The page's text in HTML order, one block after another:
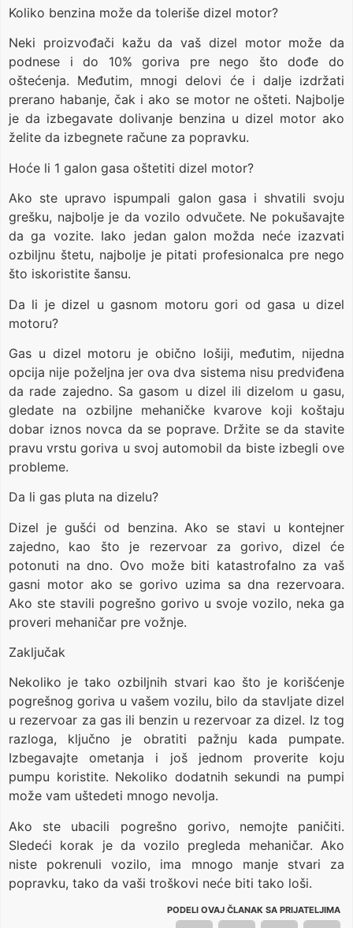
Koliko benzina može da toleriše dizel motor?
Neki proizvođači kažu da vaš dizel motor može da
podnese i do 10% goriva pre nego što dođe do
oštećenja. Međutim, mnogi delovi će i dalje izdržati
prerano habanje, čak i ako se motor ne ošteti. Najbolje
je da izbegavate dolivanje benzina u dizel motor ako
želite da izbegnete račune za popravku.
Hoće li 1 galon gasa oštetiti dizel motor?
Ako ste upravo ispumpali galon gasa i shvatili svoju
grešku, najbolje je da vozilo odvučete. Ne pokušavajte
da ga vozite. Iako jedan galon možda neće izazvati
ozbiljnu štetu, najbolje je pitati profesionalca pre nego
što iskoristite šansu.
Da li je dizel u gasnom motoru gori od gasa u dizel
motoru?
Gas u dizel motoru je obično lošiji, međutim, nijedna
opcija nije poželjna jer ova dva sistema nisu predviđena
da rade zajedno. Sa gasom u dizel ili dizelom u gasu,
gledate na ozbiljne mehaničke kvarove koji koštaju
dobar iznos novca da se poprave. Držite se da stavite
pravu vrstu goriva u svoj automobil da biste izbegli ove
probleme.
Da li gas pluta na dizelu?
Dizel je gušći od benzina. Ako se stavi u kontejner
zajedno, kao što je rezervoar za gorivo, dizel će
potonuti na dno. Ovo može biti katastrofalno za vaš
gasni motor ako se gorivo uzima sa dna rezervoara.
Ako ste stavili pogrešno gorivo u svoje vozilo, neka ga
proveri mehaničar pre vožnje.
Zaključak
Nekoliko je tako ozbiljnih stvari kao što je korišćenje
pogrešnog goriva u vašem vozilu, bilo da stavljate dizel
u rezervoar za gas ili benzin u rezervoar za dizel. Iz tog
razloga, ključno je obratiti pažnju kada pumpate.
Izbegavajte ometanja i još jednom proverite koju
pumpu koristite. Nekoliko dodatnih sekundi na pumpi
može vam uštedeti mnogo nevolja.
Ako ste ubacili pogrešno gorivo, nemojte paničiti.
Sledeći korak je da vozilo pregleda mehaničar. Ako
niste pokrenuli vozilo, ima mnogo manje stvari za
popravku, tako da vaši troškovi neće biti tako loši.
PODELI OVAJ ČLANAK SA PRIJATELJIMA